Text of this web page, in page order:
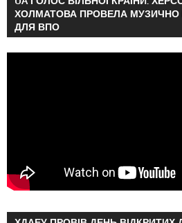
ХОЛМАТОВА ПРОВЕЛА МУЗИЧНО
ДЛЯ ВПО